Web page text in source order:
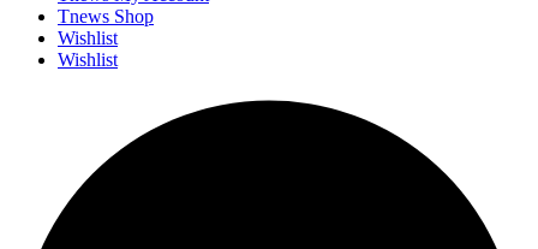
Tnews Shop
Wishlist
Wishlist